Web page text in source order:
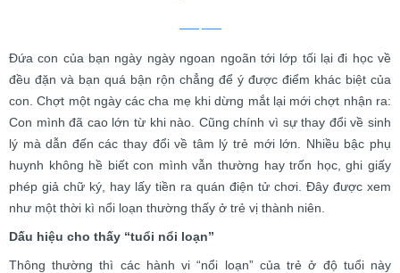
Đứa con của bạn ngày ngày ngoan ngoãn tới lớp tối lại đi học về
đều đặn và bạn quá bận rộn chẳng để ý được điểm khác biệt của
con. Chợt một ngày các cha mẹ khi dừng mắt lại mới chợt nhận ra:
Con mình đã cao lớn từ khi nào. Cũng chính vì sự thay đổi về sinh
lý mà dẫn đến các thay đổi về tâm lý trẻ mới lớn. Nhiều bậc phụ
huynh không hề biết con mình vẫn thường hay trốn học, ghi giấy
phép giả chữ ký, hay lấy tiền ra quán điện tử chơi. Đây được xem
như một thời kì nổi loạn thường thấy ở trẻ vị thành niên.
Dấu hiệu cho thấy “tuổi nổi loạn”
Thông thường thì các hành vi “nổi loạn” của trẻ ở độ tuổi này